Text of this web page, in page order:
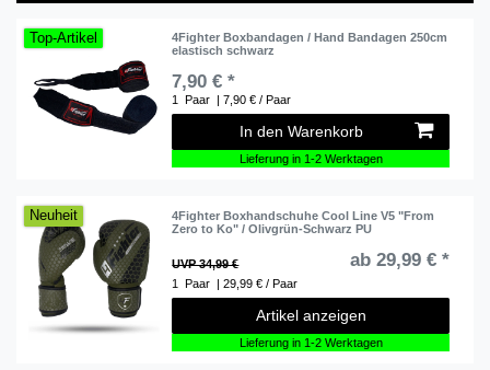
Top-Artikel
4Fighter Boxbandagen / Hand Bandagen 250cm
elastisch schwarz
7,90 € *
1 Paar | 7,90 € / Paar
In den Warenkorb
Lieferung in 1-2 Werktagen
Neuheit
4Fighter Boxhandschuhe Cool Line V5 "From
Zero to Ko" / Olivgrün-Schwarz PU
UVP 34,99 € ab 29,99 € *
1 Paar | 29,99 € / Paar
Artikel anzeigen
Lieferung in 1-2 Werktagen